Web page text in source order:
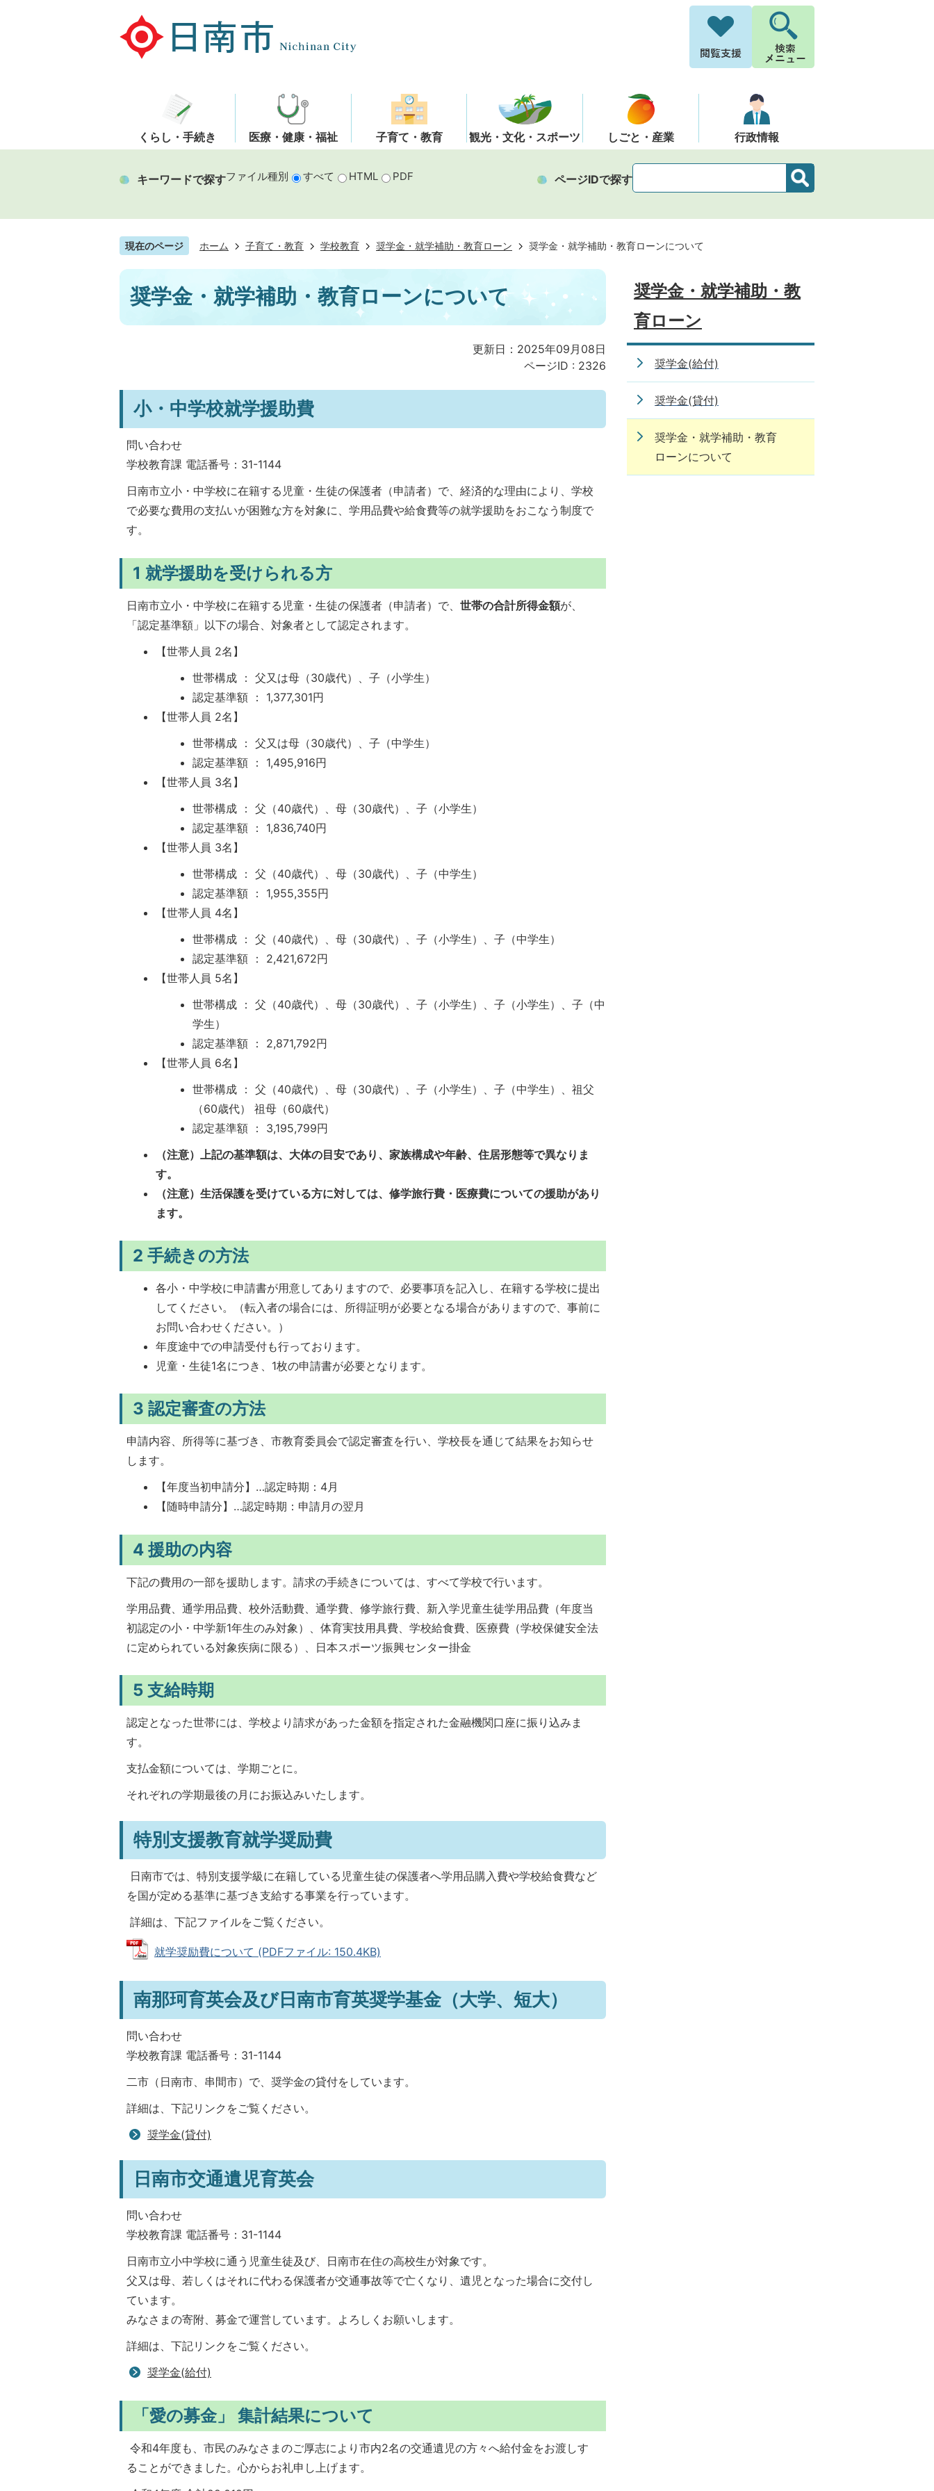
くらし・手続き 医療・健康・福祉 子育て・教育 観光・文化・スポーツ しごと・産業 行政情報
キーワードで探すファイル種別 すべて HTML PDF ページIDで探す
現在のページ ホーム 子育て・教育 学校教育 奨学金・就学補助・教育ローン 奨学金・就学補助・教育ローンについて
奨学金・就学補助・教育ローンについて
更新日：2025年09月08日
ページID : 2326
小・中学校就学援助費
問い合わせ
学校教育課 電話番号：31-1144
日南市立小・中学校に在籍する児童・生徒の保護者（申請者）で、経済的な理由により、学校
で必要な費用の支払いが困難な方を対象に、学用品費や給食費等の就学援助をおこなう制度で
す。
1 就学援助を受けられる方
日南市立小・中学校に在籍する児童・生徒の保護者（申請者）で、 世帯の合計所得金額が、
「認定基準額」以下の場合、対象者として認定されます。
【世帯人員 2名】
世帯構成 ： 父又は母（30歳代）、子（小学生）
認定基準額 ： 1,377,301円
【世帯人員 2名】
世帯構成 ： 父又は母（30歳代）、子（中学生）
認定基準額 ： 1,495,916円
【世帯人員 3名】
世帯構成 ： 父（40歳代）、母（30歳代）、子（小学生）
認定基準額 ： 1,836,740円
【世帯人員 3名】
世帯構成 ： 父（40歳代）、母（30歳代）、子（中学生）
認定基準額 ： 1,955,355円
【世帯人員 4名】
世帯構成 ： 父（40歳代）、母（30歳代）、子（小学生）、子（中学生）
認定基準額 ： 2,421,672円
【世帯人員 5名】
世帯構成 ： 父（40歳代）、母（30歳代）、子（小学生）、子（小学生）、子（中
学生）
認定基準額 ： 2,871,792円
【世帯人員 6名】
世帯構成 ： 父（40歳代）、母（30歳代）、子（小学生）、子（中学生）、祖父
（60歳代） 祖母（60歳代）
認定基準額 ： 3,195,799円
（注意）上記の基準額は、大体の目安であり、家族構成や年齢、住居形態等で異なりま
す。
（注意）生活保護を受けている方に対しては、修学旅行費・医療費についての援助があり
ます。
2 手続きの方法
各小・中学校に申請書が用意してありますので、必要事項を記入し、在籍する学校に提出
してください。（転入者の場合には、所得証明が必要となる場合がありますので、事前に
お問い合わせください。）
年度途中での申請受付も行っております。
児童・生徒1名につき、1枚の申請書が必要となります。
3 認定審査の方法
申請内容、所得等に基づき、市教育委員会で認定審査を行い、学校長を通じて結果をお知らせ
します。
【年度当初申請分】…認定時期：4月
【随時申請分】…認定時期：申請月の翌月
4 援助の内容
下記の費用の一部を援助します。請求の手続きについては、すべて学校で行います。
学用品費、通学用品費、校外活動費、通学費、修学旅行費、新入学児童生徒学用品費（年度当
初認定の小・中学新1年生のみ対象）、体育実技用具費、学校給食費、医療費（学校保健安全法
に定められている対象疾病に限る）、日本スポーツ振興センター掛金
5 支給時期
認定となった世帯には、学校より請求があった金額を指定された金融機関口座に振り込みま
す。
支払金額については、学期ごとに。
それぞれの学期最後の月にお振込みいたします。
特別支援教育就学奨励費
日南市では、特別支援学級に在籍している児童生徒の保護者へ学用品購入費や学校給食費など
を国が定める基準に基づき支給する事業を行っています。
詳細は、下記ファイルをご覧ください。
就学奨励費について (PDFファイル: 150.4KB)
南那珂育英会及び日南市育英奨学基金（大学、短大）
問い合わせ
学校教育課 電話番号：31-1144
二市（日南市、串間市）で、奨学金の貸付をしています。
詳細は、下記リンクをご覧ください。
奨学金(貸付)
日南市交通遺児育英会
問い合わせ
学校教育課 電話番号：31-1144
日南市立小中学校に通う児童生徒及び、日南市在住の高校生が対象です。
父又は母、若しくはそれに代わる保護者が交通事故等で亡くなり、遺児となった場合に交付し
ています。
みなさまの寄附、募金で運営しています。よろしくお願いします。
詳細は、下記リンクをご覧ください。
奨学金(給付)
「愛の募金」 集計結果について
令和4年度も、市民のみなさまのご厚志により市内2名の交通遺児の方々へ給付金をお渡しす
ることができました。心からお礼申し上げます。
奨学金・就学補助・教
育ローン
奨学金(給付)
奨学金(貸付)
奨学金・就学補助・教育
ローンについて